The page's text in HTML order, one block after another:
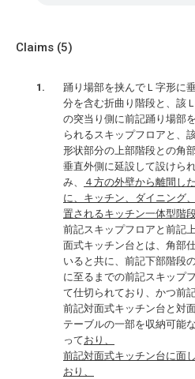
Claims (5)
踊り場部を挟んでＬ字形に
分を含む折曲り階段と、該
の突当り側に前記踊り場部
られるスキップフロアと、
形状部分の上部階段との角
垂直外側に延設して設けら
み、
４方の外壁から離間し
に、キッチン、ダイニング
置されるキッチン一体型階
前記スキップフロアと前記
面式キッチン台とは、角部
いると共に、前記下部階段
に至るまでの前記スキップ
て仕切られており、かつ前
前記対面式キッチン台と対
テーブルの一部を収納可能
っており、
前記対面式キッチン台に面
おり、